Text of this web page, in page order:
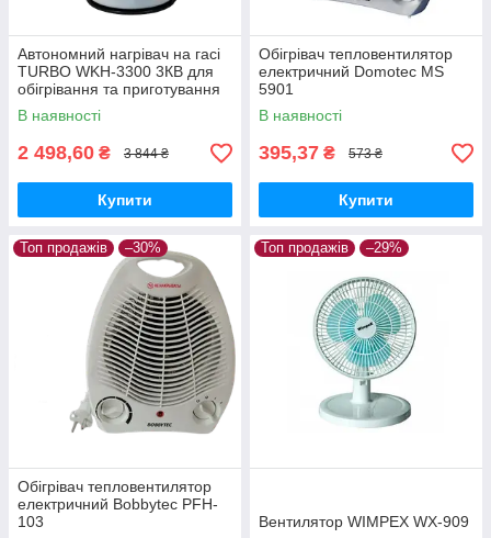
Автономний нагрівач на гасі
TURBO WKH-3300 3КВ для
обігрівання та приготування
їжі
В наявності
2 498,60 ₴ 3 844 ₴
Купити
Обігрівач тепловентилятор
електричний Domotec MS
5901
В наявності
395,37 ₴ 573 ₴
Купити
Топ продажів –30%
Обігрівач тепловентилятор
електричний Bobbytec PFH-
103
Топ продажів –29%
Вентилятор WIMPEX WX-909